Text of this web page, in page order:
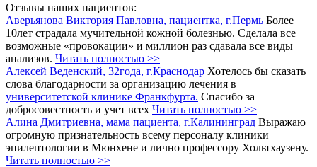
Отзывы наших пациентов:
Аверьянова Виктория Павловна, пациентка, г.Пермь Более
10лет страдала мучительной кожной болезнью. Сделала все
возможные «провокации» и миллион раз сдавала все виды
анализов. Читать полностью >>
Алексей Веденский, 32года, г.Краснодар Хотелось бы сказать
слова благодарности за организацию лечения в
университетской клинике Франкфурта. Спасибо за
добросовестность и учет всех Читать полностью >>
Алина Дмитриевна, мама пациента, г.Калининград Выражаю
огромную признательность всему персоналу клиники
эпилептологии в Мюнхене и лично профессору Хольтхаузену.
Читать полностью >>